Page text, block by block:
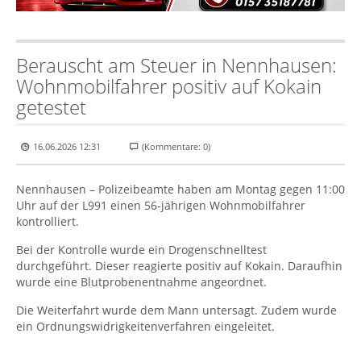
Berauscht am Steuer in Nennhausen:
Wohnmobilfahrer positiv auf Kokain
getestet
16.06.2026 12:31 (Kommentare: 0)
Nennhausen – Polizeibeamte haben am Montag gegen 11:00
Uhr auf der L991 einen 56-jährigen Wohnmobilfahrer
kontrolliert.
Bei der Kontrolle wurde ein Drogenschnelltest
durchgeführt. Dieser reagierte positiv auf Kokain. Daraufhin
wurde eine Blutprobenentnahme angeordnet.
Die Weiterfahrt wurde dem Mann untersagt. Zudem wurde
ein Ordnungswidrigkeitenverfahren eingeleitet.